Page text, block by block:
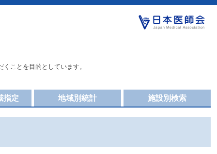
ことを目的としています。
施設別検索
地域別統計
指定